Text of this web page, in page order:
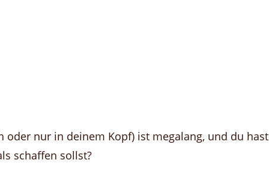
oder nur in deinem Kopf) ist megalang, und du hast
schaffen sollst?